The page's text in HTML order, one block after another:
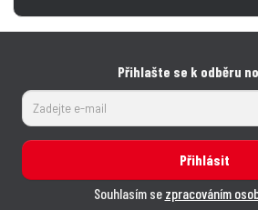
Přihlašte se k odběru
Přihlásit
Souhlasím se zpracováním